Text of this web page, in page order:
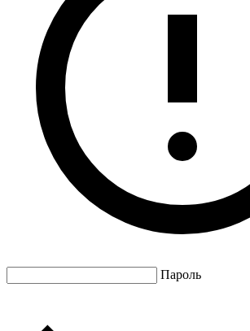
Пароль